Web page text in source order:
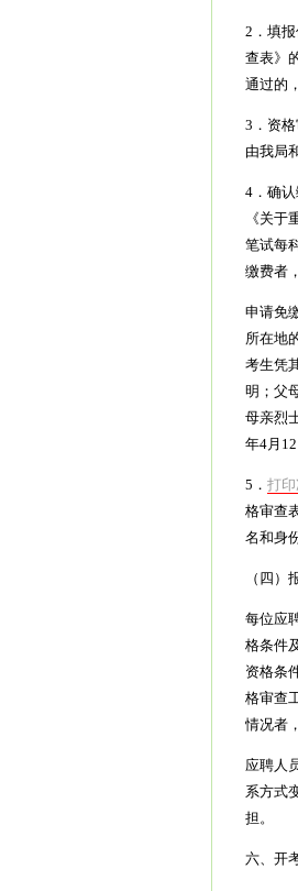
2．填
查表》
通过的
3．资
由我局
4．确
《关
笔试每
缴费者
申请免
所在地
考生凭
明；父
母亲烈
年4月
5． 打
格审查
名和身
（四）
每位应
格条件
资格条
格审查
情况者
应聘人
系方式
担。
六、开